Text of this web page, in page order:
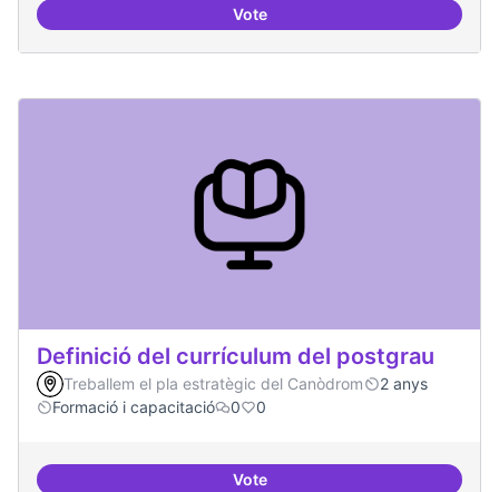
VoteILP Drets Digitals
Definició del currículum del postgrau
Treballem el pla estratègic del Canòdrom
2 anys
Formació i capacitació
0 0
VoteDefinició del currículum del